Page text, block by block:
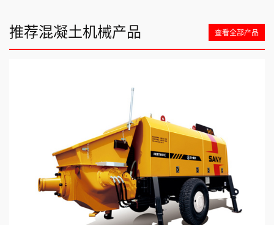
推荐混凝土机械产品 查看全部产品